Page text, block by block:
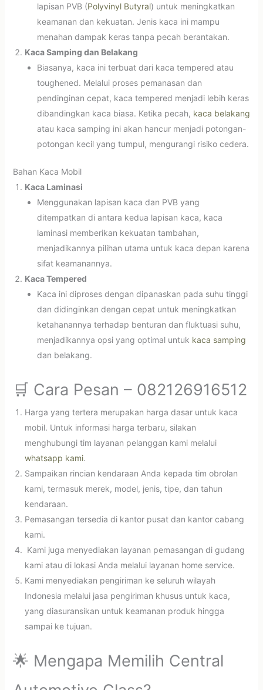
lapisan PVB (Polyvinyl Butyral) untuk meningkatkan
keamanan dan kekuatan. Jenis kaca ini mampu
menahan dampak keras tanpa pecah berantakan.
Kaca Samping dan Belakang
Biasanya, kaca ini terbuat dari kaca tempered atau
toughened. Melalui proses pemanasan dan
pendinginan cepat, kaca tempered menjadi lebih keras
dibandingkan kaca biasa. Ketika pecah, kaca belakang
atau kaca samping ini akan hancur menjadi potongan-
potongan kecil yang tumpul, mengurangi risiko cedera.
Bahan Kaca Mobil
Kaca Laminasi
Menggunakan lapisan kaca dan PVB yang
ditempatkan di antara kedua lapisan kaca, kaca
laminasi memberikan kekuatan tambahan,
menjadikannya pilihan utama untuk kaca depan karena
sifat keamanannya.
Kaca Tempered
Kaca ini diproses dengan dipanaskan pada suhu tinggi
dan didinginkan dengan cepat untuk meningkatkan
ketahanannya terhadap benturan dan fluktuasi suhu,
menjadikannya opsi yang optimal untuk kaca samping
dan belakang.
🛒 Cara Pesan – 082126916512
Harga yang tertera merupakan harga dasar untuk kaca
mobil. Untuk informasi harga terbaru, silakan
menghubungi tim layanan pelanggan kami melalui
whatsapp kami.
Sampaikan rincian kendaraan Anda kepada tim obrolan
kami, termasuk merek, model, jenis, tipe, dan tahun
kendaraan.
Pemasangan tersedia di kantor pusat dan kantor cabang
kami.
Kami juga menyediakan layanan pemasangan di gudang
kami atau di lokasi Anda melalui layanan home service.
Kami menyediakan pengiriman ke seluruh wilayah
Indonesia melalui jasa pengiriman khusus untuk kaca,
yang diasuransikan untuk keamanan produk hingga
sampai ke tujuan.
🌟 Mengapa Memilih Central